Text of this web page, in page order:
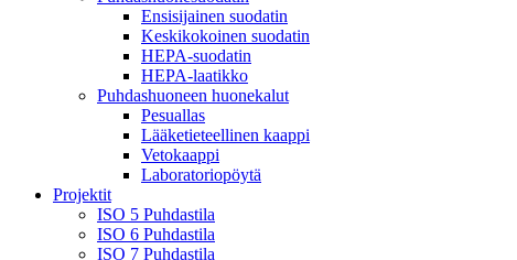
Ensisijainen suodatin
Keskikokoinen suodatin
HEPA-suodatin
HEPA-laatikko
Puhdashuoneen huonekalut
Pesuallas
Lääketieteellinen kaappi
Vetokaappi
Laboratoriopöytä
Projektit
ISO 5 Puhdastila
ISO 6 Puhdastila
ISO 7 Puhdastila